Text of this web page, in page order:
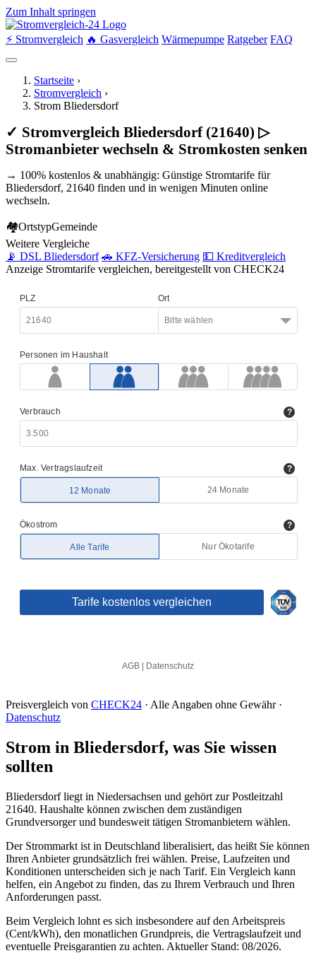
Zum Inhalt springen
⚡ Stromvergleich 🔥 Gasvergleich Wärmepumpe Ratgeber FAQ
Startseite ›
Stromvergleich ›
Strom Bliedersdorf
✓ Stromvergleich Bliedersdorf (21640) ▷
Stromanbieter wechseln & Stromkosten senken
→ 100% kostenlos & unabhängig: Günstige Stromtarife für
Bliedersdorf, 21640 finden und in wenigen Minuten online
wechseln.
🏘OrtstypGemeinde
Weitere Vergleiche
📡 DSL Bliedersdorf 🚗 KFZ-Versicherung 💵 Kreditvergleich
Anzeige Stromtarife vergleichen, bereitgestellt von CHECK24
Preisvergleich von CHECK24 · Alle Angaben ohne Gewähr ·
Datenschutz
Strom in Bliedersdorf, was Sie wissen
sollten
Bliedersdorf liegt in Niedersachsen und gehört zur Postleitzahl
21640. Haushalte können zwischen dem zuständigen
Grundversorger und bundesweit tätigen Stromanbietern wählen.
Der Strommarkt ist in Deutschland liberalisiert, das heißt Sie können
Ihren Anbieter grundsätzlich frei wählen. Preise, Laufzeiten und
Konditionen unterscheiden sich je nach Tarif. Ein Vergleich kann
helfen, ein Angebot zu finden, das zu Ihrem Verbrauch und Ihren
Anforderungen passt.
Beim Vergleich lohnt es sich insbesondere auf den Arbeitspreis
(Cent/kWh), den monatlichen Grundpreis, die Vertragslaufzeit und
eventuelle Preisgarantien zu achten. Aktueller Stand: 08/2026.